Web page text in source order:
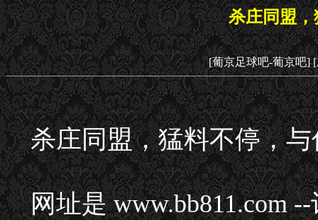
杀庄同盟
[葡京足球吧-葡京吧] [
杀庄同盟，猛料不停，
网址是 www.bb811.com